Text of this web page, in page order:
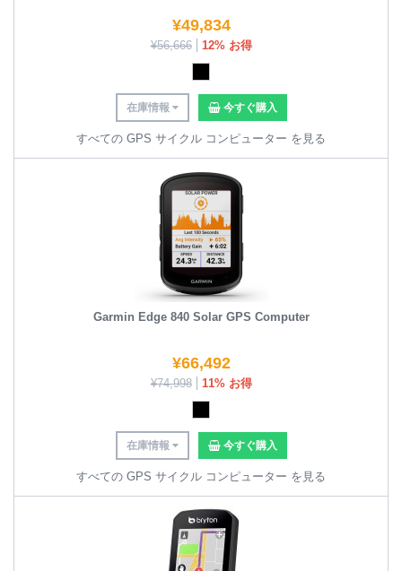
¥49,834
¥56,666 12% お得
在庫情報 今すぐ購入
すべての GPS サイクル コンピューター を見る
Garmin Edge 840 Solar GPS Computer
¥66,492
¥74,998 11% お得
在庫情報 今すぐ購入
すべての GPS サイクル コンピューター を見る